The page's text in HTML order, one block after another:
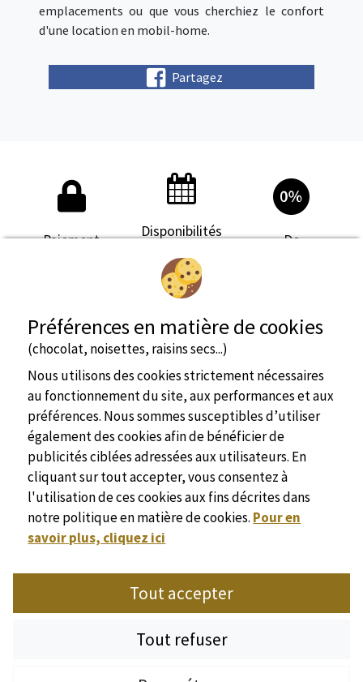
emplacements ou que vous cherchiez le confort
d'une location en mobil-home.
Partagez
Paiement
Disponibilités
réel
De
Site officiel
Syndicat de l'Hôtellerie de Plein Air de Dordogne
Place Marc Busson - 24200 Sarlat
Tel : +33(0)5 53 31 28 01
Préférences en matière de cookies
(chocolat, noisettes, raisins secs...)
Nous utilisons des cookies strictement nécessaires
au fonctionnement du site, aux performances et aux
préférences. Nous sommes susceptibles d’utiliser
également des cookies afin de bénéficier de
publicités ciblées adressées aux utilisateurs. En
cliquant sur tout accepter, vous consentez à
l'utilisation de ces cookies aux fins décrites dans
notre politique en matière de cookies. Pour en
savoir plus, cliquez ici
Tout accepter
Tout refuser